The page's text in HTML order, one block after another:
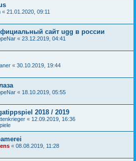
« 21.01.2020, 09:11
сайт ugg в россии
« 23.12.2019, 04:41
« 30.10.2019, 19:44
« 18.10.2019, 05:55
2018 / 2019
« 12.09.2019, 16:36
« 08.08.2019, 11:28